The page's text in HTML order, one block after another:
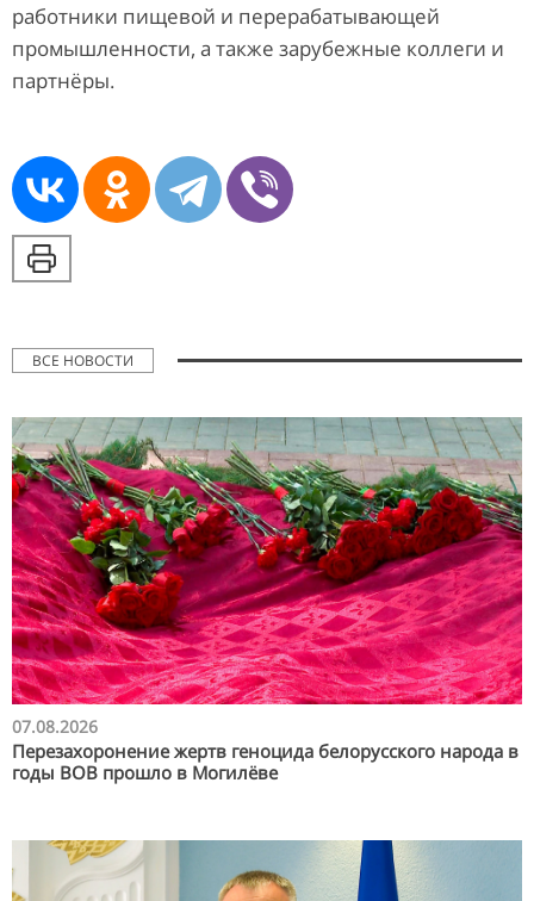
работники пищевой и перерабатывающей
промышленности, а также зарубежные коллеги и
партнёры.
ВСЕ НОВОСТИ
07.08.2026
Перезахоронение жертв геноцида белорусского народа в
годы ВОВ прошло в Могилёве